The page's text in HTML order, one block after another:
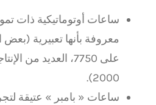
ساعات أوتوماتيكية ذات
معروفة بأنها تعبيرية
على 7750، العديد
2000).
ساعات « بامبر » عتيقة